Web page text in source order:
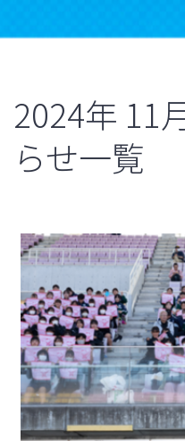
2024年 11
らせ一覧